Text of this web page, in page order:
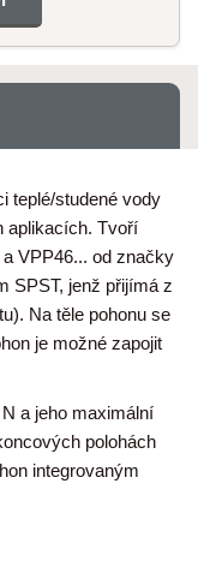
teplé/studené vody
aplikacích. Tvoří
VPP46... od značky
SPST, jenž přijímá z
Na těle pohonu se
je možné zapojit
a jeho maximální
polohách
integrovaným